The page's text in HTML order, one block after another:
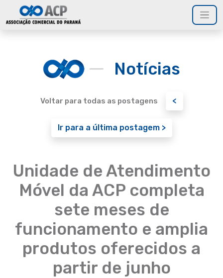
Notícias
Voltar para todas as postagens <
Ir para a última postagem >
Unidade de Atendimento
Móvel da ACP completa
sete meses de
funcionamento e amplia
produtos oferecidos a
partir de junho